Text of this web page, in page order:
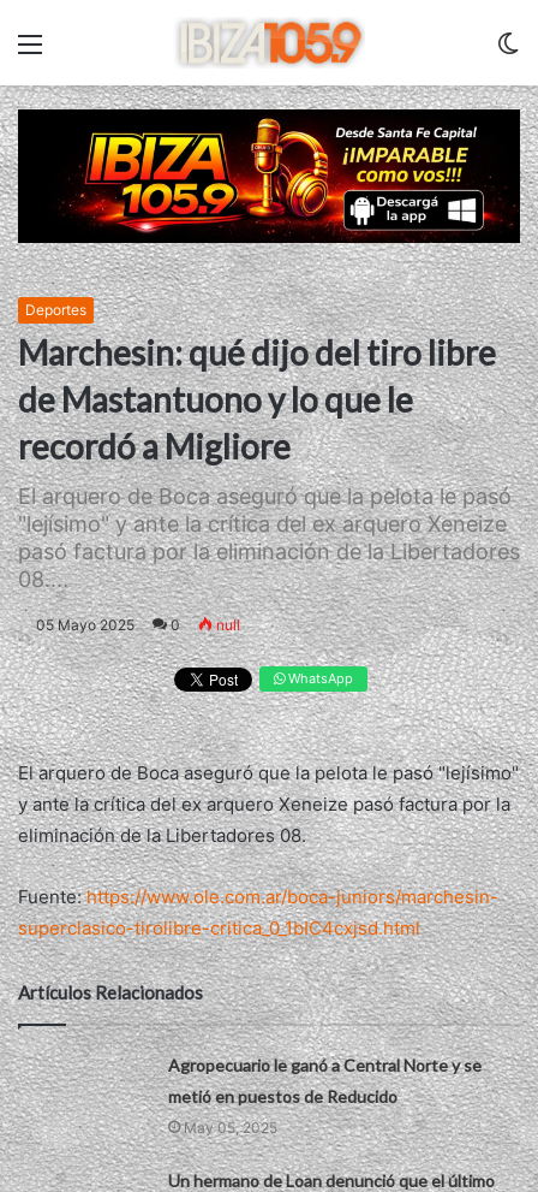
Deportes
Marchesin: qué dijo del tiro libre
de Mastantuono y lo que le
recordó a Migliore
El arquero de Boca aseguró que la pelota le pasó
"lejísimo" y ante la crítica del ex arquero Xeneize
pasó factura por la eliminación de la Libertadores
08....
05 Mayo 2025 0 null
WhatsApp
El arquero de Boca aseguró que la pelota le pasó "lejísimo"
y ante la crítica del ex arquero Xeneize pasó factura por la
eliminación de la Libertadores 08.
Fuente:https://www.ole.com.ar/boca-juniors/marchesin-
superclasico-tirolibre-critica_0_1bIC4cxjsd.html
Artículos Relacionados
Agropecuario le ganó a Central Norte y se
metió en puestos de Reducido
May 05, 2025
Un hermano de Loan denunció que el último